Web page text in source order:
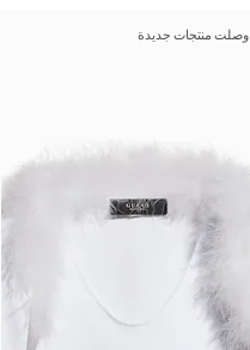
وصلت منتجات جديدة